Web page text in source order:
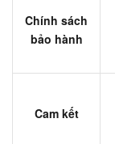
Chính sách
bảo hành
Cam kết